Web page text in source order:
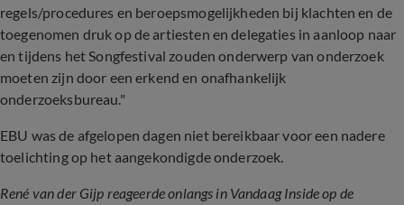
regels/procedures en beroepsmogelijkheden bij klachten en de
toegenomen druk op de artiesten en delegaties in aanloop naar
en tijdens het Songfestival zouden onderwerp van onderzoek
moeten zijn door een erkend en onafhankelijk
onderzoeksbureau."
EBU was de afgelopen dagen niet bereikbaar voor een nadere
toelichting op het aangekondigde onderzoek.
René van der Gijp reageerde onlangs in Vandaag Inside op de